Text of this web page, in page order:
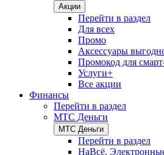
Акции
Перейти в раздел
Для всех
Промо
Аксессуары
Промокод для
Услуги+
Все акции
Финансы
Перейти в раздел
МТС Деньги
МТС Деньги
Перейти в раздел
НаВсё.